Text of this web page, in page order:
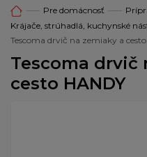
Pre domácnosť
Krájače, strúhadlá, kuchynské
Tescoma drvič na zemiaky a
Tescoma drvič
cesto HANDY